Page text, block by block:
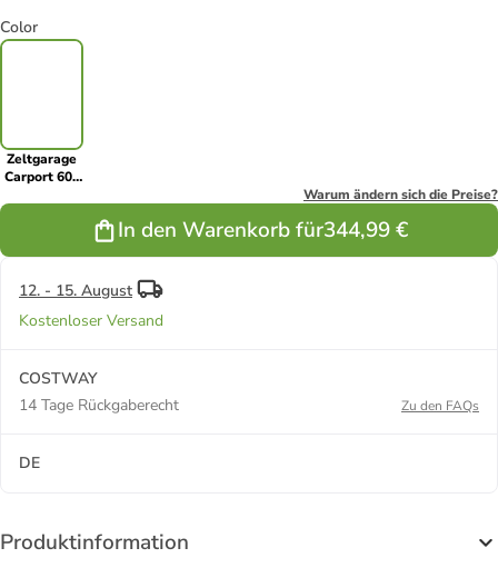
Color
Zeltgarage
Carport 600
Warum ändern sich die Preise?
In den Warenkorb für344,99 €
12. - 15. August
Kostenloser Versand
COSTWAY
14 Tage Rückgaberecht
Zu den FAQs
DE
Produktinformation